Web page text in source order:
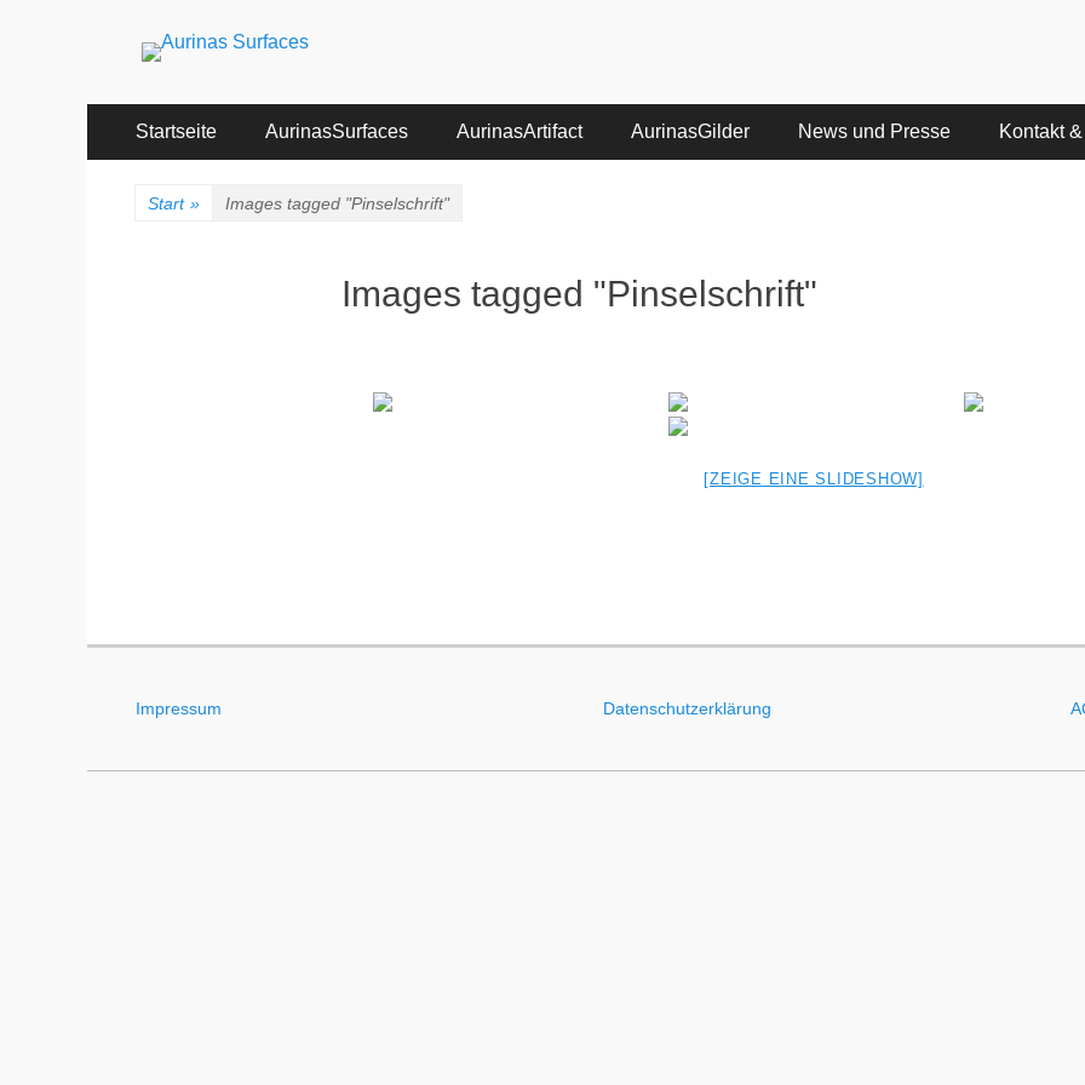
Aurinas Surfaces
Oberflächen Manufaktur
Primäres
Menü
Startseite AurinasSurfaces AurinasArtifact AurinasGilder News und Presse Kontakt
Start » Images tagged "Pinselschrift"
Images tagged "Pinselschrift"
[ZEIGE EINE SLIDESHOW]
Impressum Datenschutzerklärung